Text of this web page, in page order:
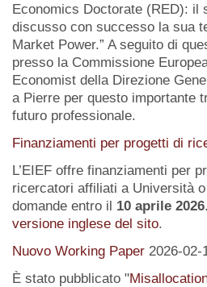
Economics Doctorate (RED): il
discusso con successo la sua
Market Power.” A seguito di
presso la Commissione
Economist della Direzione
a Pierre per questo importante
futuro professionale.
Finanziamenti per progetti di
L’EIEF offre finanziamenti per
ricercatori affiliati a Università
domande entro il 10 aprile 2026
versione inglese del sito.
Nuovo Working Paper 2026-02-
È stato pubblicato "